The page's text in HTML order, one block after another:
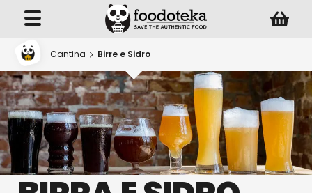
Cantina Birre e Sidro